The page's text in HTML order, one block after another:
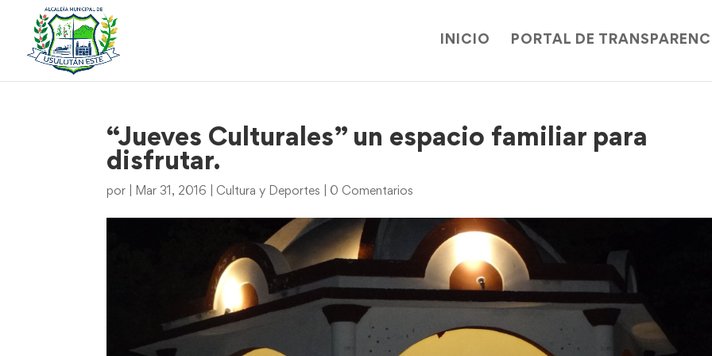
INICIO PORTAL DE
“Jueves Culturales” un espacio familiar para
disfrutar.
por Mar 31, 2016 Cultura y Deportes 0 Comentarios